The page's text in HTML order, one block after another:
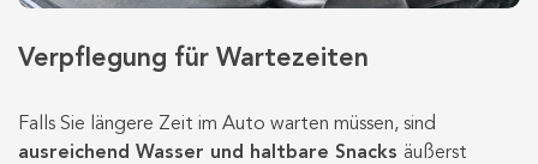
Verpflegung für Wartezeiten
Falls Sie längere Zeit im Auto warten müssen, sind
ausreichend Wasser und haltbare Snacks äußerst